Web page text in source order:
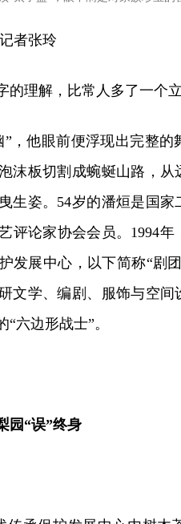
者张玲
的理解，比常人多了一个立
，他眼前便浮现出完整的
沫板切割成蜿蜒山路，
生姿。54岁的潘烜是国家
评论家协会会员。1994年
发展中心，以下简称“剧
文学、编剧、服饰与空间
六边形战士”。
园“误”终身